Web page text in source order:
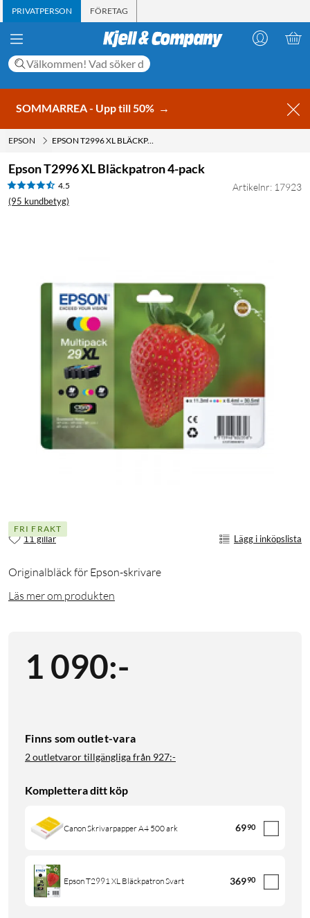
PRIVATPERSON FÖRETAG
SOMMARREA - Upp till 50% →
EPSON EPSON T2996 XL BLÄCKPATRON 4-PACK
Epson T2996 XL Bläckpatron 4-pack
4.5
(95 kundbetyg)
Artikelnr: 17923
FRI FRAKT
11 gillar Lägg i inköpslista
Originalbläck för Epson-skrivare
Läs mer om produkten
1 090:-
Finns som outlet-vara
2 outletvaror tillgängliga från 927:-
Komplettera ditt köp
Canon Skrivarpapper A4 500 ark 6990
Epson T2991 XL Bläckpatron Svart 36990